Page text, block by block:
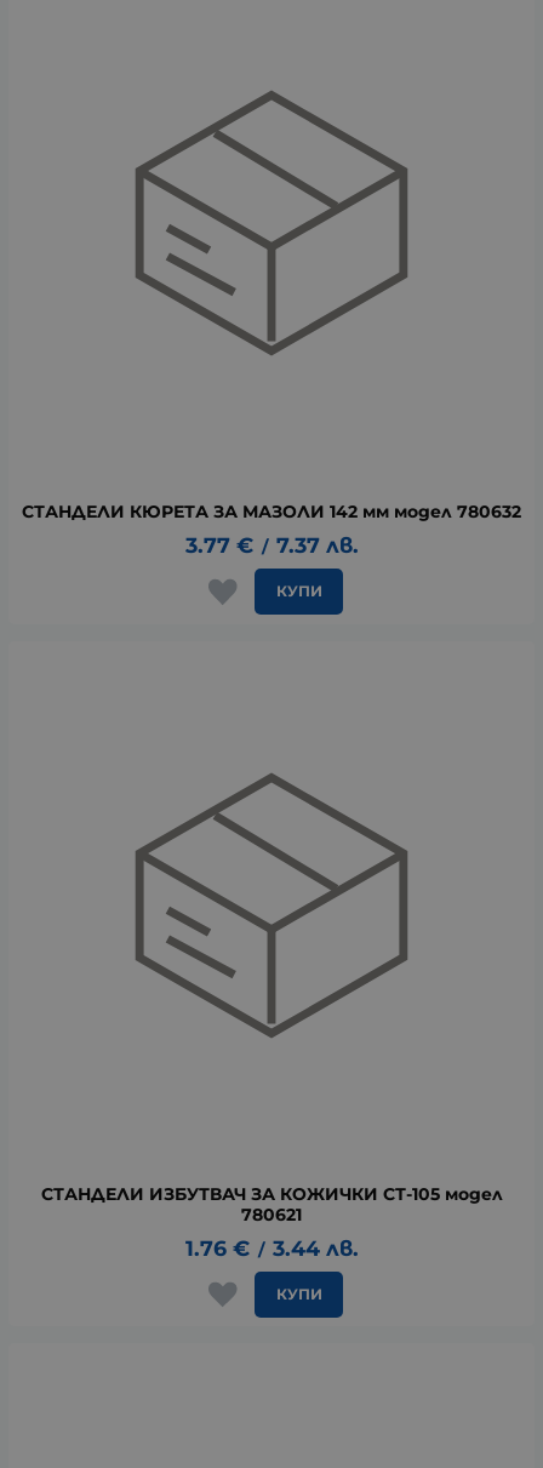
СТАНДЕЛИ КЮРЕТА ЗА МАЗОЛИ 142 мм модел 780632
3.77 € / 7.37 лв.
КУПИ
СТАНДЕЛИ ИЗБУТВАЧ ЗА КОЖИЧКИ СТ-105 модел
780621
1.76 € / 3.44 лв.
КУПИ